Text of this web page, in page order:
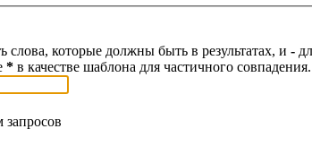
слова, которые должны быть в результатах, и -
* в качестве шаблона для частичного совпадения.
запросов